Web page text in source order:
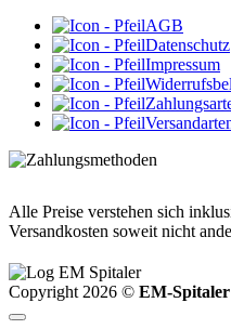
AGB
Datenschutz
Impressum
Alle Preise verstehen sich
Versandkosten soweit nicht
Copyright 2026 © EM-Spitaler